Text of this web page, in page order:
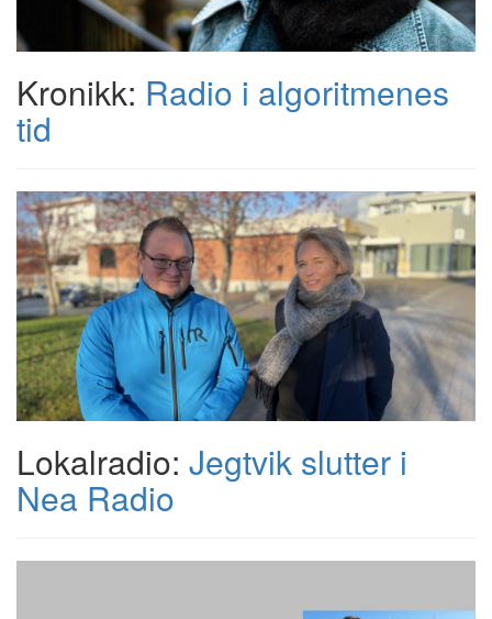
Kronikk: Radio i algoritmenes
tid
Lokalradio: Jegtvik slutter i
Nea Radio